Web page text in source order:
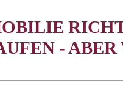
- ABER